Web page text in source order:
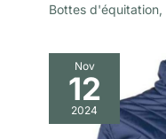
Bottes d'équitation,
Nov
12
2024